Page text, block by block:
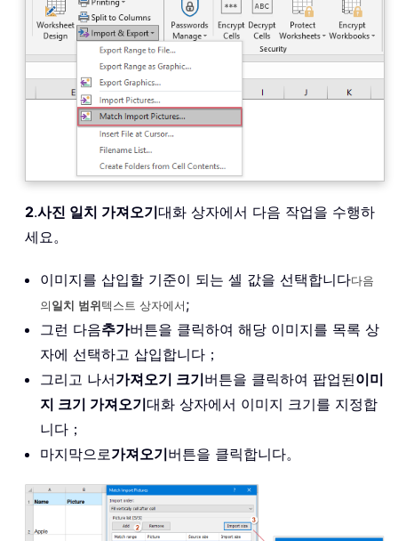
2.사진 일치 가져오기대화 상자에서 다음 작업을 수행하
세요。
이미지를 삽입할 기준이 되는 셀 값을 선택합니다다음
의일치 범위텍스트 상자에서;
그런 다음추가버튼을 클릭하여 해당 이미지를 목록 상
자에 선택하고 삽입합니다；
그리고 나서가져오기 크기버튼을 클릭하여 팝업된이미
지 크기 가져오기대화 상자에서 이미지 크기를 지정합
니다；
마지막으로가져오기버튼을 클릭합니다。